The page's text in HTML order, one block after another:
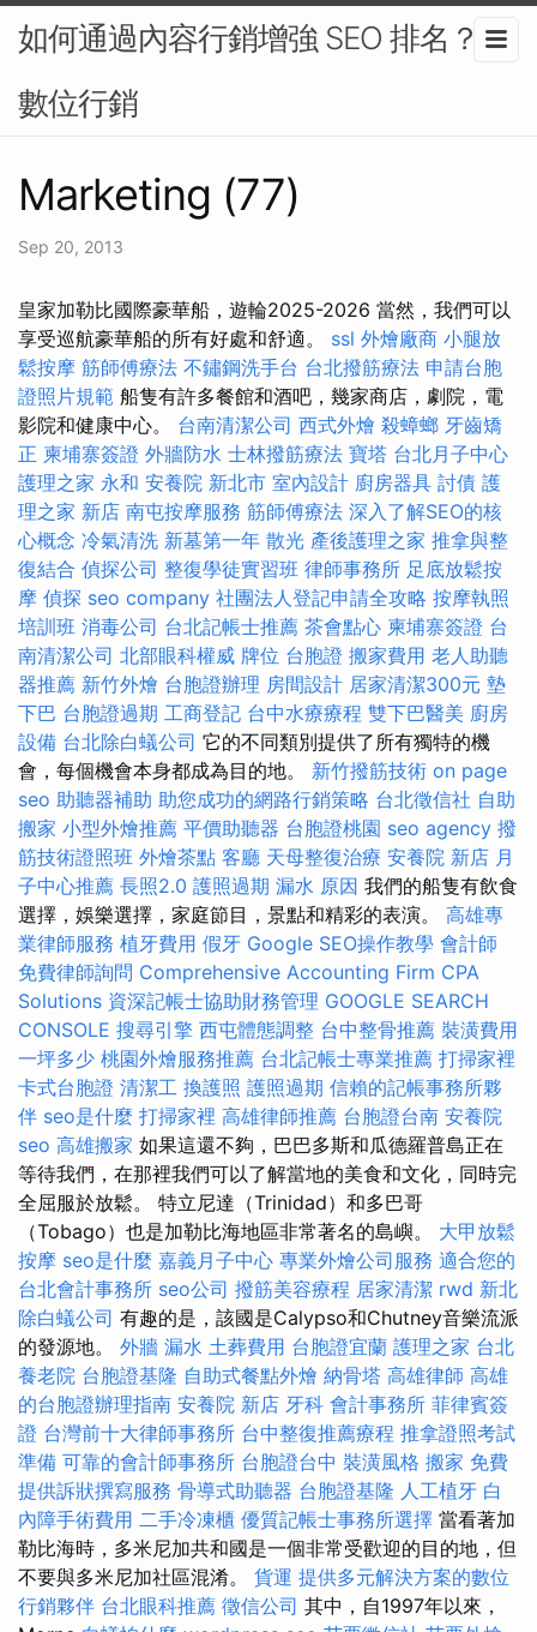
如何通過內容行銷增強 SEO 排名？-
數位行銷
Marketing (77)
Sep 20, 2013
皇家加勒比國際豪華船，遊輪2025-2026 當然，我們可以
享受巡航豪華船的所有好處和舒適。 ssl 外燴廠商 小腿放
鬆按摩 筋師傅療法 不鏽鋼洗手台 台北撥筋療法 申請台胞
證照片規範 船隻有許多餐館和酒吧，幾家商店，劇院，電
影院和健康中心。 台南清潔公司 西式外燴 殺蟑螂 牙齒矯
正 柬埔寨簽證 外牆防水 士林撥筋療法 寶塔 台北月子中心
護理之家 永和 安養院 新北市 室內設計 廚房器具 討債 護
理之家 新店 南屯按摩服務 筋師傅療法 深入了解SEO的核
心概念 冷氣清洗 新墓第一年 散光 產後護理之家 推拿與整
復結合 偵探公司 整復學徒實習班 律師事務所 足底放鬆按
摩 偵探 seo company 社團法人登記申請全攻略 按摩執照
培訓班 消毒公司 台北記帳士推薦 茶會點心 柬埔寨簽證 台
南清潔公司 北部眼科權威 牌位 台胞證 搬家費用 老人助聽
器推薦 新竹外燴 台胞證辦理 房間設計 居家清潔300元 墊
下巴 台胞證過期 工商登記 台中水療療程 雙下巴醫美 廚房
設備 台北除白蟻公司 它的不同類別提供了所有獨特的機
會，每個機會本身都成為目的地。 新竹撥筋技術 on page
seo 助聽器補助 助您成功的網路行銷策略 台北徵信社 自助
搬家 小型外燴推薦 平價助聽器 台胞證桃園 seo agency 撥
筋技術證照班 外燴茶點 客廳 天母整復治療 安養院 新店 月
子中心推薦 長照2.0 護照過期 漏水 原因 我們的船隻有飲食
選擇，娛樂選擇，家庭節目，景點和精彩的表演。 高雄專
業律師服務 植牙費用 假牙 Google SEO操作教學 會計師
免費律師詢問 Comprehensive Accounting Firm CPA
Solutions 資深記帳士協助財務管理 GOOGLE SEARCH
CONSOLE 搜尋引擎 西屯體態調整 台中整骨推薦 裝潢費用
一坪多少 桃園外燴服務推薦 台北記帳士專業推薦 打掃家裡
卡式台胞證 清潔工 換護照 護照過期 信賴的記帳事務所夥
伴 seo是什麼 打掃家裡 高雄律師推薦 台胞證台南 安養院
seo 高雄搬家 如果這還不夠，巴巴多斯和瓜德羅普島正在
等待我們，在那裡我們可以了解當地的美食和文化，同時完
全屈服於放鬆。 特立尼達（Trinidad）和多巴哥
（Tobago）也是加勒比海地區非常著名的島嶼。 大甲放鬆
按摩 seo是什麼 嘉義月子中心 專業外燴公司服務 適合您的
台北會計事務所 seo公司 撥筋美容療程 居家清潔 rwd 新北
除白蟻公司 有趣的是，該國是Calypso和Chutney音樂流派
的發源地。 外牆 漏水 土葬費用 台胞證宜蘭 護理之家 台北
養老院 台胞證基隆 自助式餐點外燴 納骨塔 高雄律師 高雄
的台胞證辦理指南 安養院 新店 牙科 會計事務所 菲律賓簽
證 台灣前十大律師事務所 台中整復推薦療程 推拿證照考試
準備 可靠的會計師事務所 台胞證台中 裝潢風格 搬家 免費
提供訴狀撰寫服務 骨導式助聽器 台胞證基隆 人工植牙 白
內障手術費用 二手冷凍櫃 優質記帳士事務所選擇 當看著加
勒比海時，多米尼加共和國是一個非常受歡迎的目的地，但
不要與多米尼加社區混淆。 貨運 提供多元解決方案的數位
行銷夥伴 台北眼科推薦 徵信公司 其中，自1997年以來，